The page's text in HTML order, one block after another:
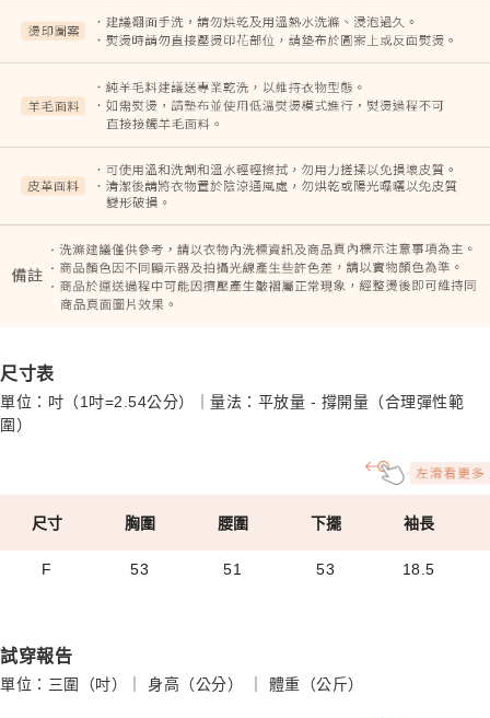
尺寸表
單位：吋（1吋=2.54公分）｜量法：平放量 - 撐開量（合理彈性範
圍）
尺寸 胸圍 腰圍 下擺 袖長
F 53 51 53 18.5
試穿報告
單位：三圍（吋）｜ 身高（公分） ｜ 體重（公斤）